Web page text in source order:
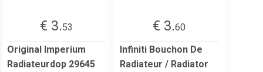
€ 3.53
Original Imperium
Radiateurdop 29645
€ 3.60
Infiniti Bouchon De
Radiateur / Radiator